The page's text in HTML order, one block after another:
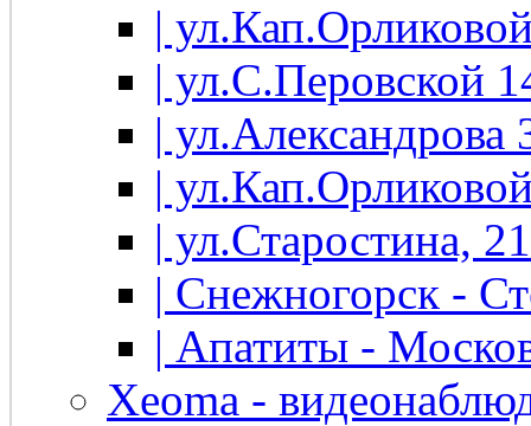
|
| ул.С.Перовской
| ул.Александрова
|
| ул.Старостина,
| Снежногорск -
| Апатиты -
Xeoma -